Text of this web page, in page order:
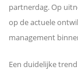
partnerdag. Op
op de actuele
management
Een duidelijke